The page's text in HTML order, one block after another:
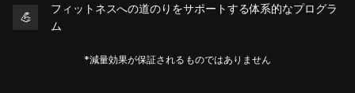
💪
フィットネスへの道のりをサポートする体系的なプログラ
ム
*減量効果が保証されるものではありません